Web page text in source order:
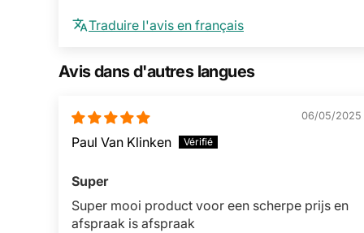
Traduire l'avis en français
Avis dans d'autres langues
06/05/2025
Paul Van Klinken
Super
Super mooi product voor een scherpe prijs en
afspraak is afspraak